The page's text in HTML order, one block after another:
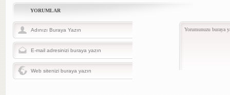
YORUMLAR